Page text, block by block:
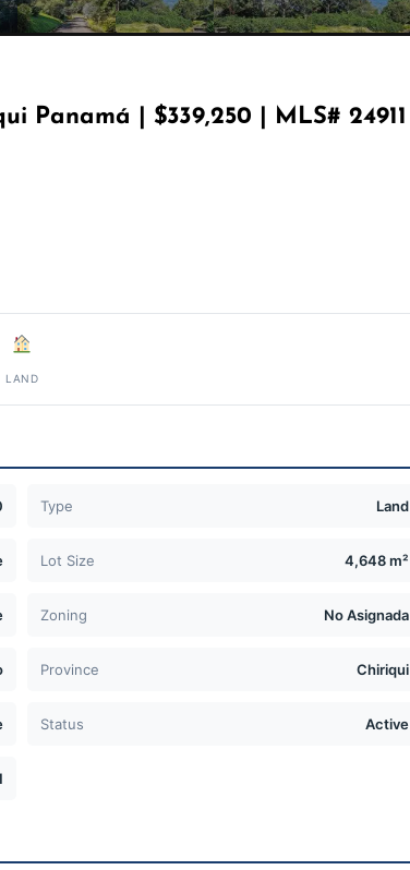
Panamá | $339,250 | MLS# 24911
LAND
Type Land
Lot Size 4,648 m²
Zoning No Asignada
Province Chiriqui
Status Active